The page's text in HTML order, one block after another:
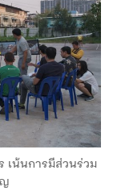
เน้นการมีส่วนร่วม